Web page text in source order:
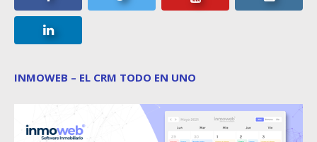
INMOWEB – EL CRM TODO EN UNO